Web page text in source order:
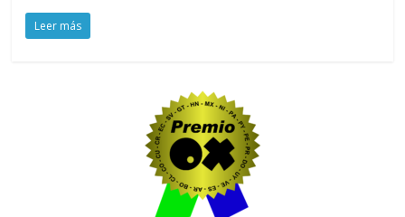
Leer más